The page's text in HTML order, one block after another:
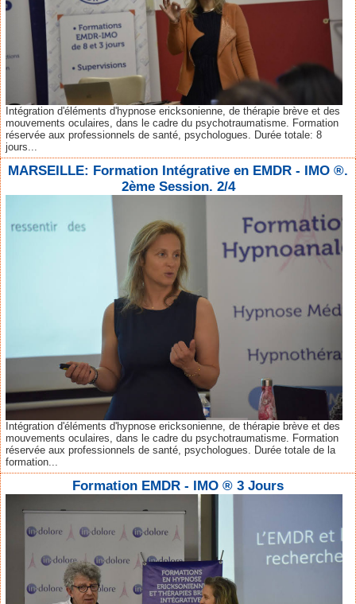
Intégration d'éléments d'hypnose ericksonienne, de thérapie brève et des
mouvements oculaires, dans le cadre du psychotraumatisme. Formation
réservée aux professionnels de santé, psychologues. Durée totale: 8
jours...
MARSEILLE: Formation Intégrative en EMDR - IMO ®.
2ème Session. 2/4
Intégration d'éléments d'hypnose ericksonienne, de thérapie brève et des
mouvements oculaires, dans le cadre du psychotraumatisme. Formation
réservée aux professionnels de santé, psychologues. Durée totale de la
formation...
Formation EMDR - IMO ® 3 Jours